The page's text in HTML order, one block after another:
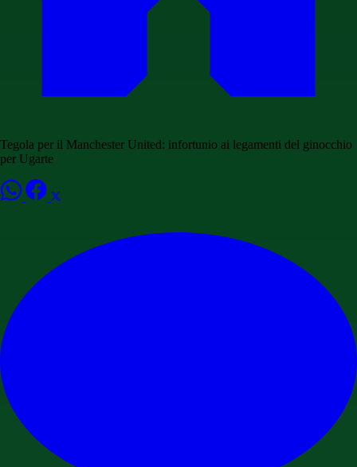
Tegola per il Manchester United: infortunio ai legamenti del ginocchio
per Ugarte